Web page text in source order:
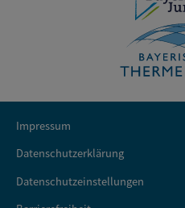
Impressum
Datenschutzerklärung
Datenschutzeinstellungen